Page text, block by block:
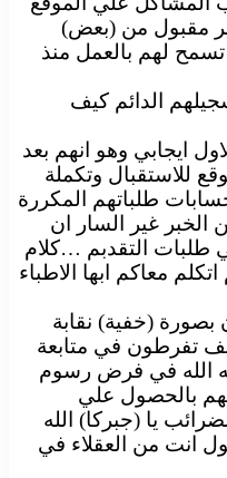
مقبول من (بعض)
تسمح لهم بالعمل منذ
الدائم كيف
ايجابي وهو انهم بعد
للاستقبال وتكملة
طلباتهم المكررة
غير السار ان
طلبات التقدبم …كلام
معاكم ابها الاطباء
بصورة (خفية) نقابة
تفرطون في متابعة
الله في فرض رسوم
بالحصول علي
يا (جبركا) الله
انت من العقلاء في